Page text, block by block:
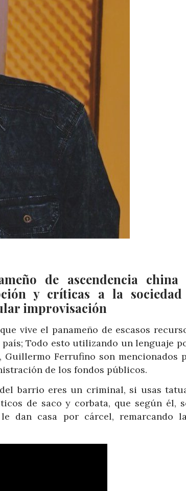
de ascendencia china
y críticas a la
improvisación
vive el panameño de escasos
Todo esto utilizando un lenguaje
Ferrufino son mencionados
de los fondos públicos.
barrio eres un criminal, si usas
de saco y corbata, que según él,
dan casa por cárcel, remarcando